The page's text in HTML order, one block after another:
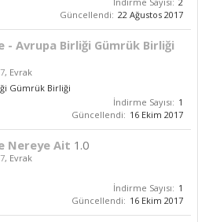
Güncellendi: 22 Ağustos 2017
- Avrupa Birliği Gümrük Birliği
, Evrak
Gümrük Birliği
İndirme Sayısı: 1
Güncellendi: 16 Ekim 2017
Nereye Ait 1.0
, Evrak
İndirme Sayısı: 1
Güncellendi: 16 Ekim 2017